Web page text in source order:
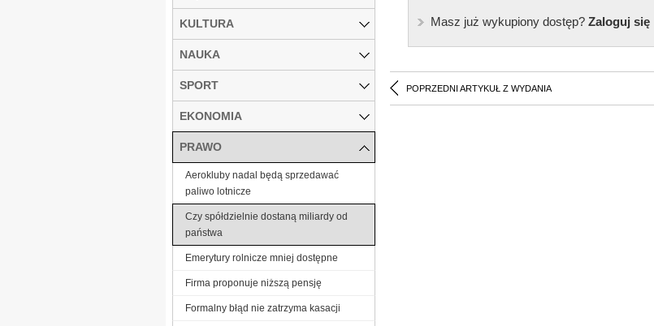
Masz już wykupiony dostęp?Zaloguj się
POPRZEDNI ARTYKUŁ Z WYDANIA
KULTURA
NAUKA
SPORT
EKONOMIA
PRAWO
Aerokluby nadal będą sprzedawać
paliwo lotnicze
Czy spółdzielnie dostaną miliardy od
państwa
Emerytury rolnicze mniej dostępne
Firma proponuje niższą pensję
Formalny błąd nie zatrzyma kasacji